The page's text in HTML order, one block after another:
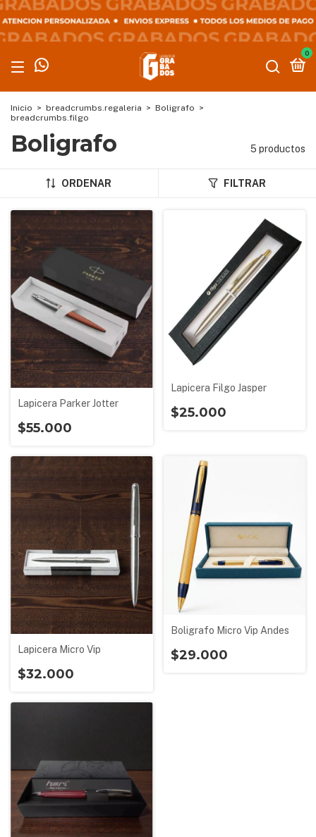
0
Inicio > breadcrumbs.regaleria > Boligrafo >
breadcrumbs.filgo
Boligrafo 5 productos
ORDENAR FILTRAR
Lapicera Parker Jotter
$55.000
Lapicera Filgo Jasper
$25.000
Lapicera Micro Vip
$32.000
Boligrafo Micro Vip Andes
$29.000